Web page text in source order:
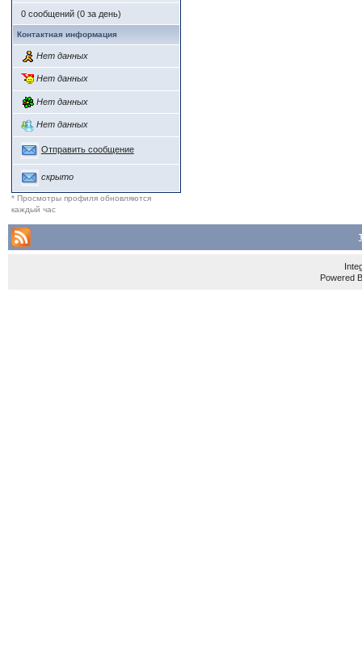
0 сообщений (0 за день)
Контактная информация
Нет данных
Нет данных
Нет данных
Нет данных
Отправить сообщение
скрыто
* Просмотры профиля обновляются
каждый час
Powered